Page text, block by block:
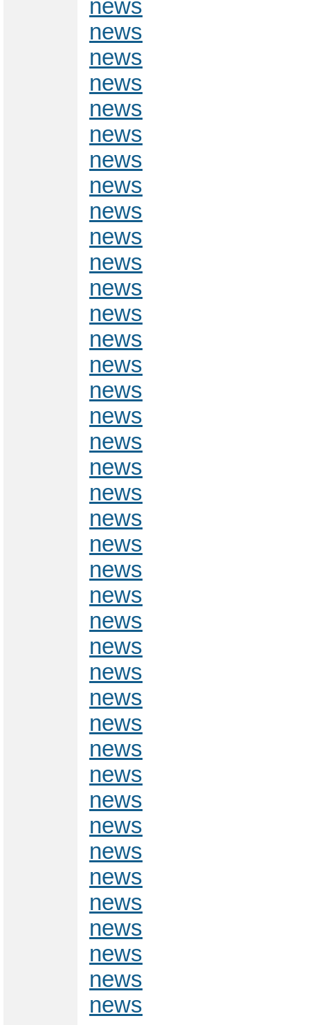
news
news
news
news
news
news
news
news
news
news
news
news
news
news
news
news
news
news
news
news
news
news
news
news
news
news
news
news
news
news
news
news
news
news
news
news
news
news
news
news